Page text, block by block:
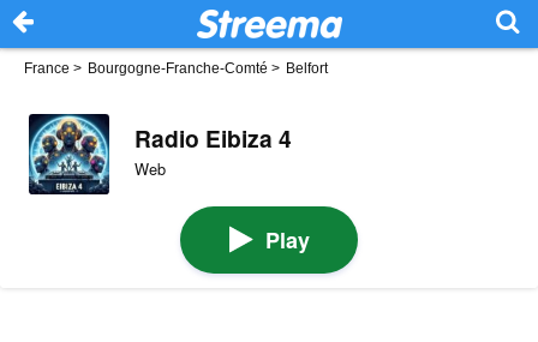
France > Bourgogne-Franche-Comté > Belfort
Radio Eibiza 4
Web
Play